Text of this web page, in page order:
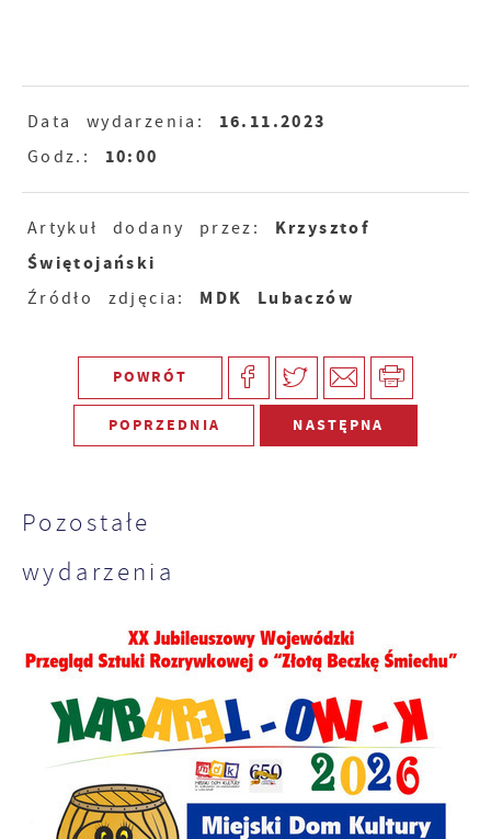
Data wydarzenia: 16.11.2023
Godz.: 10:00
Artykuł dodany przez: Krzysztof
Świętojański
Źródło zdjęcia: MDK Lubaczów
POWRÓT
POPRZEDNIA NASTĘPNA
Pozostałe
wydarzenia